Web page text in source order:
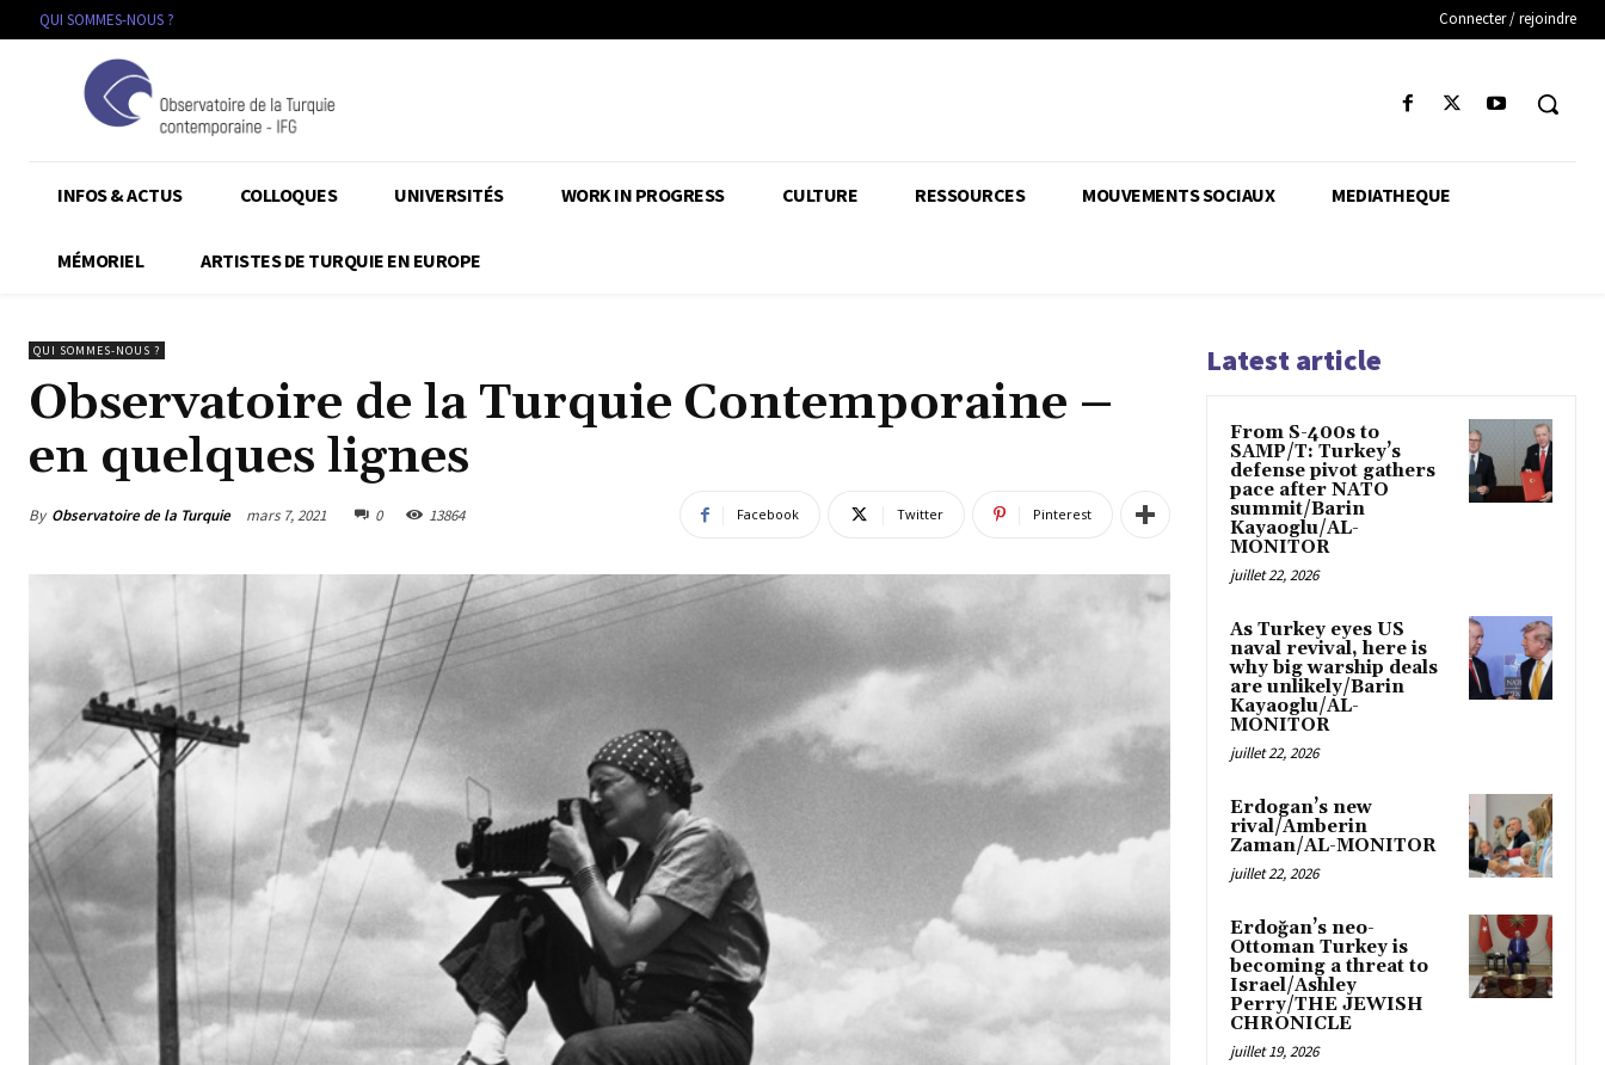
QUI SOMMES-NOUS ? Connecter / rejoindre
INFOS & ACTUS COLLOQUES UNIVERSITÉS WORK IN PROGRESS CULTURE RESSOURCES MOUVEMENTS SOCIAUX MEDIATHEQUE
MÉMORIEL ARTISTES DE TURQUIE EN EUROPE
QUI SOMMES-NOUS ?
Observatoire de la Turquie Contemporaine –
en quelques lignes
By Observatoire de la Turquie mars 7, 2021 0 13864 Facebook Twitter Pinterest
Latest article
From S-400s to
SAMP/T: Turkey’s
defense pivot gathers
pace after NATO
summit/Barin
Kayaoglu/AL-
MONITOR
juillet 22, 2026
As Turkey eyes US
naval revival, here is
why big warship deals
are unlikely/Barin
Kayaoglu/AL-
MONITOR
juillet 22, 2026
Erdogan’s new
rival/Amberin
Zaman/AL-MONITOR
juillet 22, 2026
Erdoğan’s neo-
Ottoman Turkey is
becoming a threat to
Israel/Ashley
Perry/THE JEWISH
CHRONICLE
juillet 19, 2026